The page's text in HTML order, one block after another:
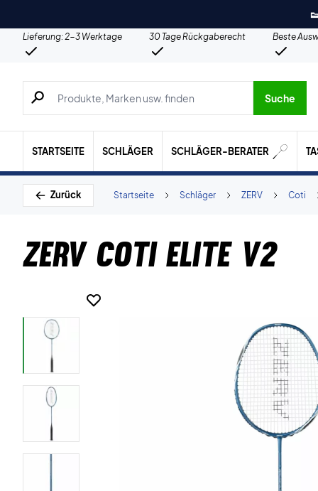
Lieferung: 2-3 Werktage 30 Tage Rückgaberecht
Beste
Suche nach Produkten, Marken usw.
Suche
STARTSEITE SCHLÄGER SCHLÄGER-BERATER
Zurück Coti
ZERV
Schläger
Startseite
ZERV CoTi Elite V2